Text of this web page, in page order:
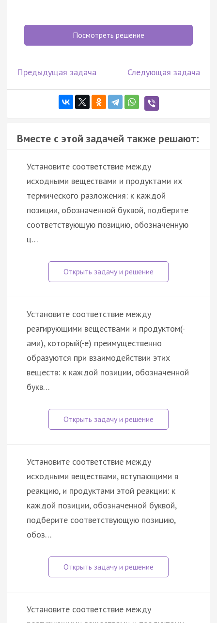
Посмотреть решение
Предыдущая задача Следующая задача
Вместе с этой задачей также решают:
Установите соответствие между
исходными веществами и продуктами их
термического разложения: к каждой
позиции, обозначенной буквой, подберите
соответствующую позицию, обозначенную
ц…
Установите соответствие между
реагирующими веществами и продуктом(-
ами), который(-е) преимущественно
образуются при взаимодействии этих
веществ: к каждой позиции, обозначенной
букв…
Установите соответствие между
исходными веществами, вступающими в
реакцию, и продуктами этой реакции: к
каждой позиции, обозначенной буквой,
подберите соответствующую позицию,
обоз…
Установите соответствие между